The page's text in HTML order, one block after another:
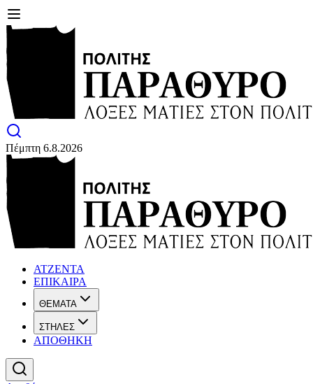
Πέμπτη 6.8.2026
ΑΤΖΕΝΤΑ
ΕΠΙΚΑΙΡΑ
ΘΕΜΑΤΑ
ΣΤΗΛΕΣ
ΑΠΟΘΗΚΗ